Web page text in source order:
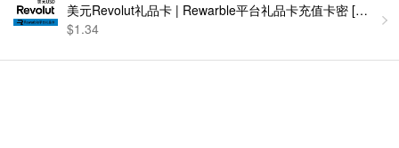
美元Revolut礼品卡 | Rewarble平台礼品卡充值卡密 [自动发
$1.34